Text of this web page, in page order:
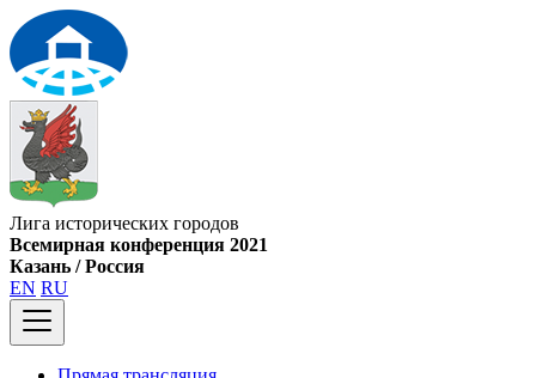
Лига исторических городов
Всемирная конференция 2021
Казань / Россия
EN RU